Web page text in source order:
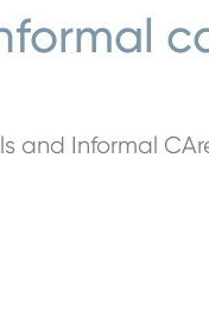
and Informal